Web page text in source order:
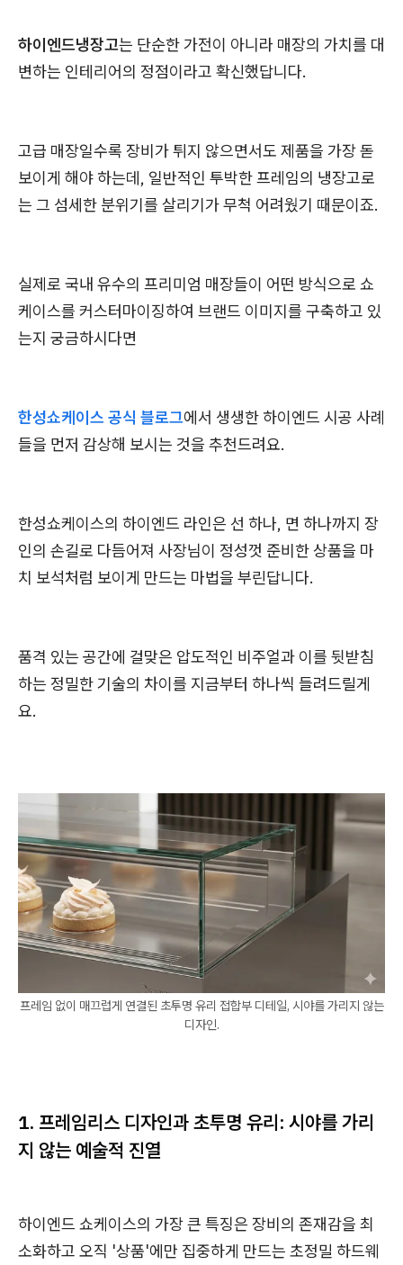
하이엔드냉장고는 단순한 가전이 아니라 매장의 가치를 대
변하는 인테리어의 정점이라고 확신했답니다.
고급 매장일수록 장비가 튀지 않으면서도 제품을 가장 돋
보이게 해야 하는데, 일반적인 투박한 프레임의 냉장고로
는 그 섬세한 분위기를 살리기가 무척 어려웠기 때문이죠.
실제로 국내 유수의 프리미엄 매장들이 어떤 방식으로 쇼
케이스를 커스터마이징하여 브랜드 이미지를 구축하고 있
는지 궁금하시다면
한성쇼케이스 공식 블로그에서 생생한 하이엔드 시공 사례
들을 먼저 감상해 보시는 것을 추천드려요.
한성쇼케이스의 하이엔드 라인은 선 하나, 면 하나까지 장
인의 손길로 다듬어져 사장님이 정성껏 준비한 상품을 마
치 보석처럼 보이게 만드는 마법을 부린답니다.
품격 있는 공간에 걸맞은 압도적인 비주얼과 이를 뒷받침
하는 정밀한 기술의 차이를 지금부터 하나씩 들려드릴게
요.
프레임 없이 매끄럽게 연결된 초투명 유리 접합부 디테일, 시야를 가리지 않는
디자인.
1. 프레임리스 디자인과 초투명 유리: 시야를 가리
지 않는 예술적 진열
하이엔드 쇼케이스의 가장 큰 특징은 장비의 존재감을 최
소화하고 오직 '상품'에만 집중하게 만드는 초정밀 하드웨